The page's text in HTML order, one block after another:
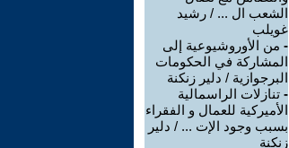
الشعب ال ... / رشيد
غويلب
- من الأوروشيوعية إلى
المشاركة في الحكومات
البرجوازية / دلير زنكنة
- تنازلات الراسمالية
الأميركية للعمال و الفقراء
بسبب وجود الإت ... / دلير
زنكنة